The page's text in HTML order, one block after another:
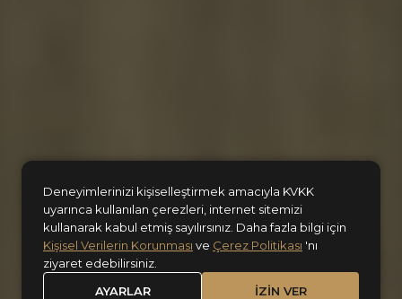
Deneyimlerinizi kişiselleştirmek amacıyla KVKK
uyarınca kullanılan çerezleri, internet sitemizi
kullanarak kabul etmiş sayılırsınız. Daha fazla bilgi için
Kişisel Verilerin Korunması ve Çerez Politikası 'nı
ziyaret edebilirsiniz.
AYARLAR
İZİN VER
Pine